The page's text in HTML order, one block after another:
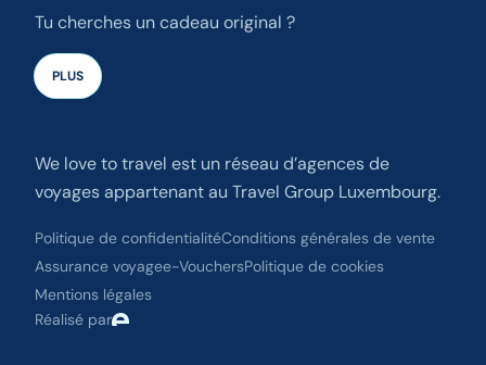
Tu cherches un cadeau original ?
PLUS
We love to travel est un réseau d’agences de
voyages appartenant au Travel Group Luxembourg.
Politique de confidentialitéConditions générales de vente
Assurance voyagee-VouchersPolitique de cookies
Mentions légales
Réalisé par